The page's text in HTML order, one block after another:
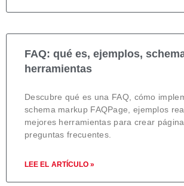
FAQ: qué es, ejemplos,
herramientas
Descubre qué es una FAQ, cómo
schema markup FAQPage, ejemplos
mejores herramientas para crear
preguntas frecuentes.
LEE EL ARTÍCULO »